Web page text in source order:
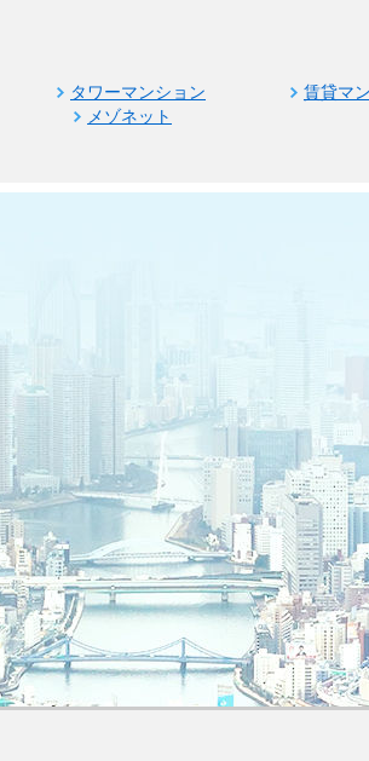
タワーマンション 賃貸マ
メゾネット